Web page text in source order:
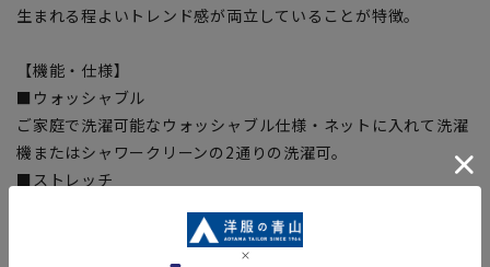
生まれる程よいトレンド感が両立していることが特徴。
【機能・仕様】
■ウォッシャブル
ご家庭で洗濯可能なウォッシャブル仕様・ネットに入れて洗濯
機またはシャワークリーンの2通りの洗濯可。
■ストレッチ